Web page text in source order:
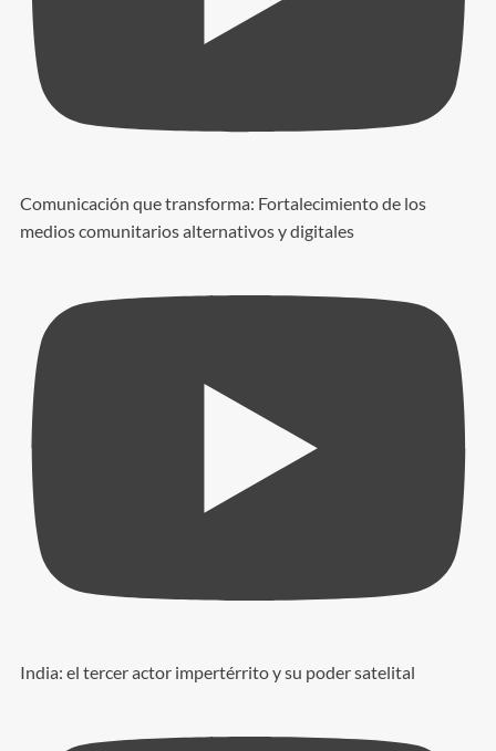
Comunicación que transforma: Fortalecimiento de los
medios comunitarios alternativos y digitales
India: el tercer actor impertérrito y su poder satelital